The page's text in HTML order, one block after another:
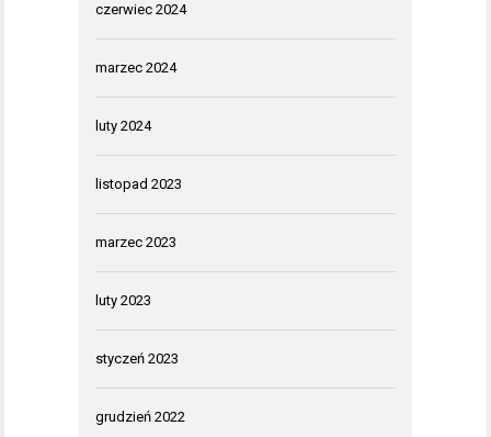
czerwiec 2024
marzec 2024
luty 2024
listopad 2023
marzec 2023
luty 2023
styczeń 2023
grudzień 2022